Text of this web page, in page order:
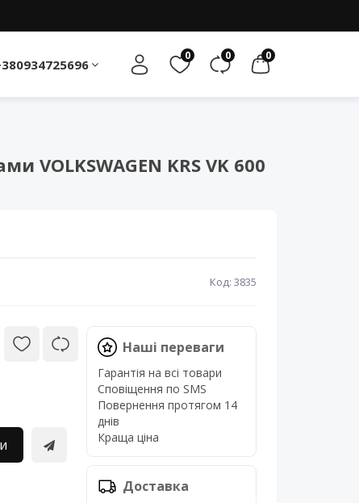
0 0 0
KRS VK 600
Код: 3835
Наші переваги
Гарантія на всі товари
Сповіщення по SMS
Повернення протягом 14
днів
Краща ціна
Доставка